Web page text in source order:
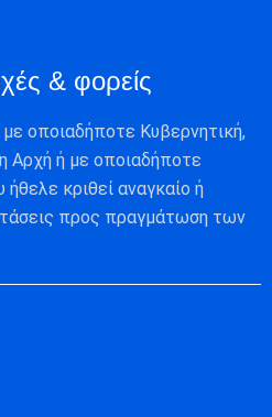
& φορείς
οποιαδήποτε Κυβερνητική,
Αρχή ή με οποιαδήποτε
κριθεί αναγκαίο ή
προς πραγμάτωση των